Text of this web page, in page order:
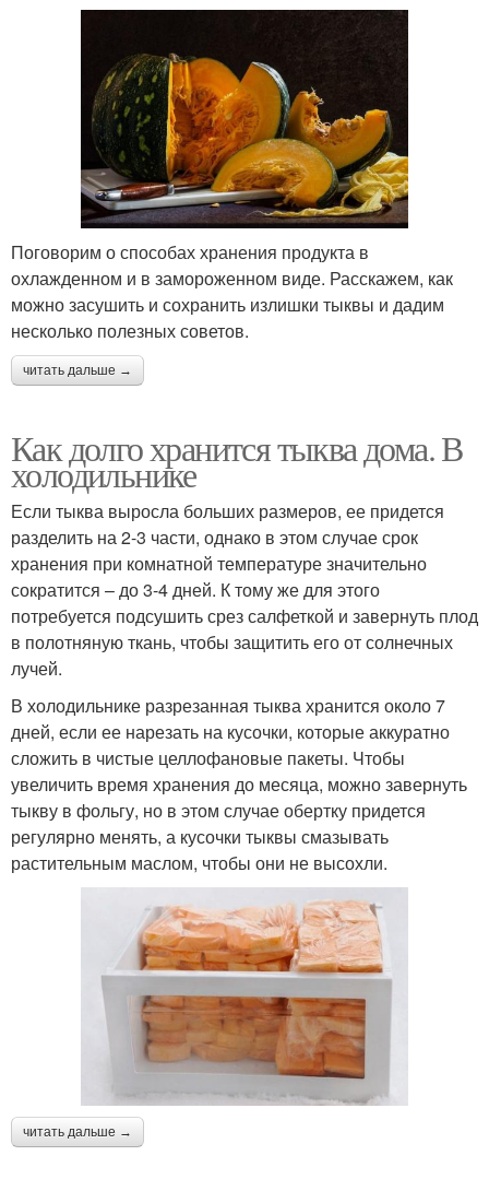
Поговорим о способах хранения продукта в
охлажденном и в замороженном виде. Расскажем, как
можно засушить и сохранить излишки тыквы и дадим
несколько полезных советов.
читать дальше →
Как долго хранится тыква дома. В
холодильнике
Если тыква выросла больших размеров, ее придется
разделить на 2-3 части, однако в этом случае срок
хранения при комнатной температуре значительно
сократится – до 3-4 дней. К тому же для этого
потребуется подсушить срез салфеткой и завернуть плод
в полотняную ткань, чтобы защитить его от солнечных
лучей.
В холодильнике разрезанная тыква хранится около 7
дней, если ее нарезать на кусочки, которые аккуратно
сложить в чистые целлофановые пакеты. Чтобы
увеличить время хранения до месяца, можно завернуть
тыкву в фольгу, но в этом случае обертку придется
регулярно менять, а кусочки тыквы смазывать
растительным маслом, чтобы они не высохли.
читать дальше →